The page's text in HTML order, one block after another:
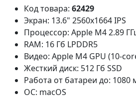
Код товара: 62429
Экран: 13.6" 2560x1664 IPS
Процессор: Apple M4 2.89
RAM: 16 Гб LPDDR5
Видео: Apple M4 GPU (10-
Жесткий диск: 512 Гб SSD
Работа от батареи до: 1080
ОС: macOS